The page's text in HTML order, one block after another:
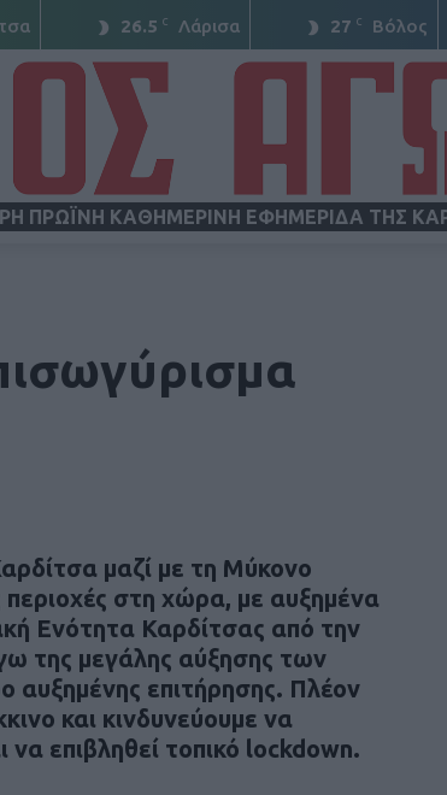
26.5 C Λάρισα 27 C Βόλος
ΠΡΩΪΝΗ ΚΑΘΗΜΕΡΙΝΗ ΕΦΗΜΕΡΙΔΑ ΤΗΣ
μαζί με τη Μύκονο
στη χώρα, με αυξημένα
Ενότητα Καρδίτσας από την
της μεγάλης αύξησης των
αυξημένης επιτήρησης. Πλέον
και κινδυνεύουμε να
να επιβληθεί τοπικό lockdown.